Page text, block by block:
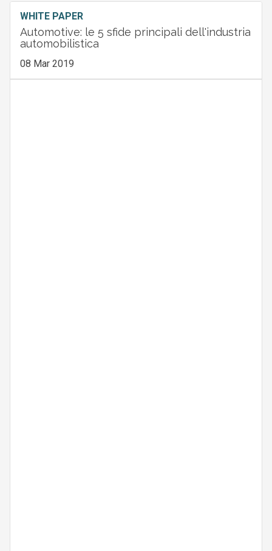
WHITE PAPER
Automotive: le 5 sfide principali dell'industria
automobilistica
08 Mar 2019